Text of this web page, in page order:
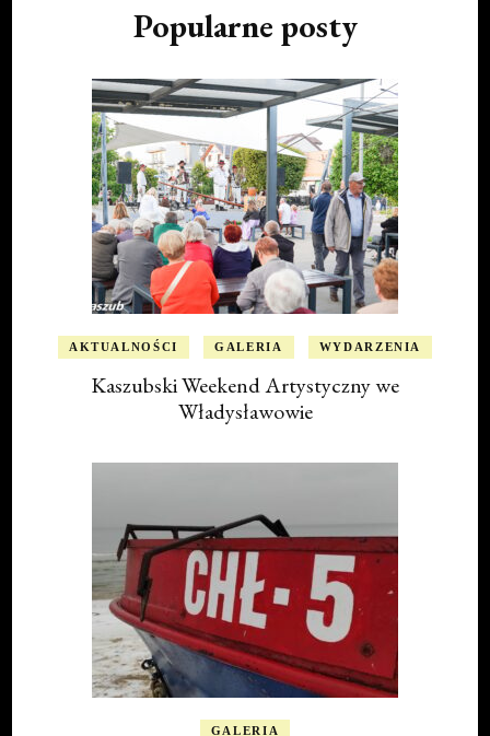
Popularne posty
AKTUALNOŚCI GALERIA WYDARZENIA
Kaszubski Weekend Artystyczny we
Władysławowie
GALERIA